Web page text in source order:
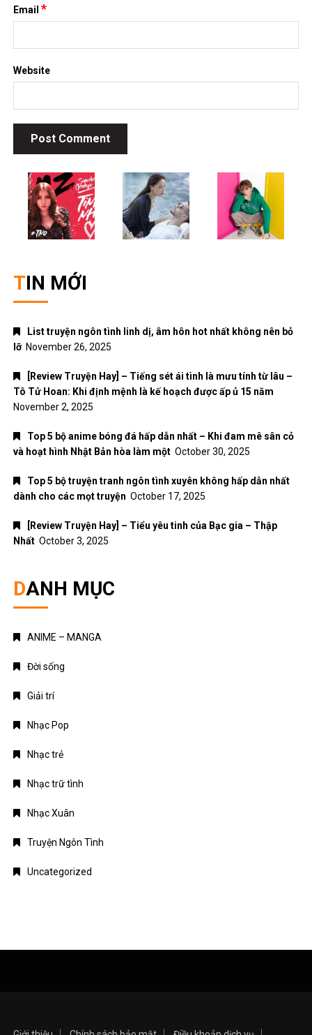
Email*
Website
TIN MỚI
List truyện ngôn tình linh dị, âm hôn hot nhất không nên bỏ
lỡ November 26, 2025
[Review Truyện Hay] – Tiếng sét ái tình là mưu tính từ lâu –
Tô Tử Hoan: Khi định mệnh là kế hoạch được ấp ủ 15 năm
November 2, 2025
Top 5 bộ anime bóng đá hấp dẫn nhất – Khi đam mê sân cỏ
và hoạt hình Nhật Bản hòa làm một October 30, 2025
Top 5 bộ truyện tranh ngôn tình xuyên không hấp dẫn nhất
dành cho các mọt truyện October 17, 2025
[Review Truyện Hay] – Tiểu yêu tinh của Bạc gia – Thập
Nhất October 3, 2025
DANH MỤC
ANIME – MANGA
Đời sống
Giải trí
Nhạc Pop
Nhạc trẻ
Nhạc trữ tình
Nhạc Xuân
Truyện Ngôn Tình
Uncategorized